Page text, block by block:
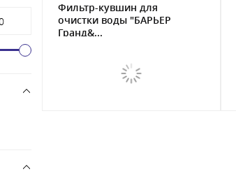
Фильтр-кувшин для
очистки воды "БАРЬЕР
Гранд&...